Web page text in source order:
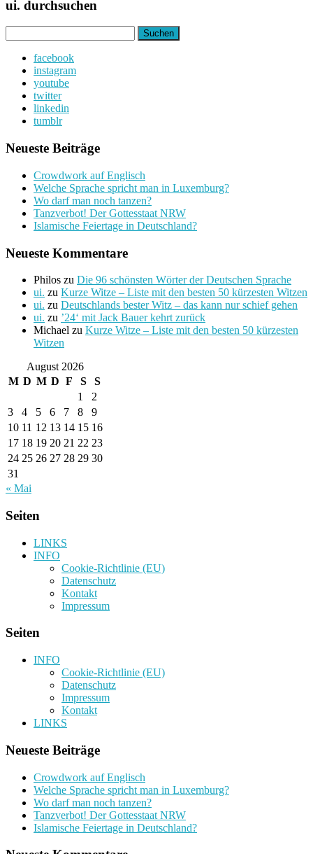
ui. durchsuchen
nach:
facebook
instagram
youtube
twitter
linkedin
tumblr
Neueste Beiträge
Crowdwork auf Englisch
Welche Sprache spricht man in Luxemburg?
Wo darf man noch tanzen?
Tanzverbot! Der Gottesstaat NRW
Islamische Feiertage in Deutschland?
Neueste Kommentare
Philos zu Die 96 schönsten Wörter der Deutschen Sprache
ui. zu Kurze Witze – Liste mit den besten 50 kürzesten Witzen
ui. zu Deutschlands bester Witz – das kann nur schief gehen
ui. zu ’24‘ mit Jack Bauer kehrt zurück
Michael zu Kurze Witze – Liste mit den besten 50 kürzesten
Witzen
August 2026
M D M D F S
S
1
2
3
4 5 6 7 8
9
10 11 12 13 14 15 16
17 18 19 20 21 22 23
24 25 26 27 28 29 30
31
« Mai
Seiten
LINKS
INFO
Cookie-Richtlinie (EU)
Datenschutz
Kontakt
Impressum
Seiten
INFO
Cookie-Richtlinie (EU)
Datenschutz
Impressum
Kontakt
LINKS
Neueste Beiträge
Crowdwork auf Englisch
Welche Sprache spricht man in Luxemburg?
Wo darf man noch tanzen?
Tanzverbot! Der Gottesstaat NRW
Islamische Feiertage in Deutschland?